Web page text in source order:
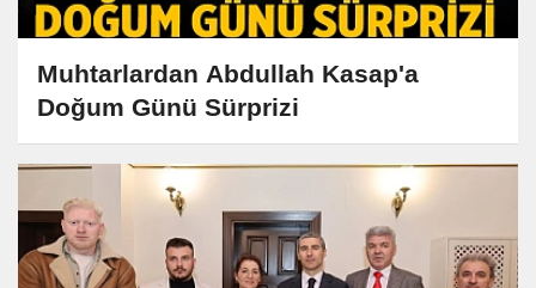
Muhtarlardan Abdullah Kasap'a
Doğum Günü Sürprizi